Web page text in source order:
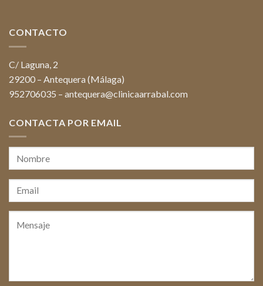
CONTACTO
C/ Laguna, 2
29200 – Antequera (Málaga)
952706035 – antequera@clinicaarrabal.com
CONTACTA POR EMAIL